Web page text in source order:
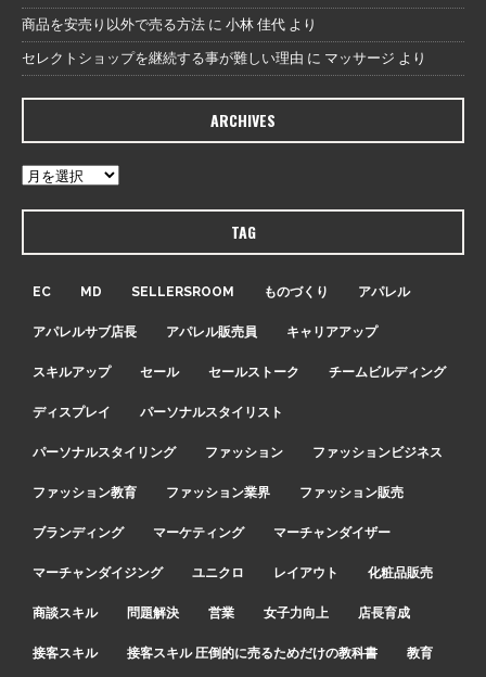
商品を安売り以外で売る方法 に 小林 佳代 より
セレクトショップを継続する事が難しい理由 に マッサージ より
ARCHIVES
TAG
EC MD SELLERSROOM ものづくり アパレル
アパレルサブ店長 アパレル販売員 キャリアアップ
スキルアップ セール セールストーク チームビルディング
ディスプレイ パーソナルスタイリスト
パーソナルスタイリング ファッション ファッションビジネス
ファッション教育 ファッション業界 ファッション販売
ブランディング マーケティング マーチャンダイザー
マーチャンダイジング ユニクロ レイアウト 化粧品販売
商談スキル 問題解決 営業 女子力向上 店長育成
接客スキル 接客スキル 圧倒的に売るためだけの教科書 教育